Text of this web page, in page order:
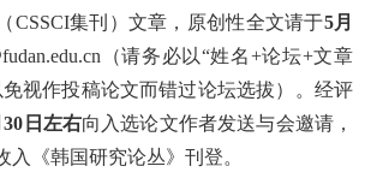
CSSCI集刊）文章，原创性全文请于5月
（请务必以“姓名+论坛+文章
视作投稿论文而错过论坛选拔）。经评
30 日左右向入选论文作者发送与会邀请，
入《韩国研究论丛》刊登。